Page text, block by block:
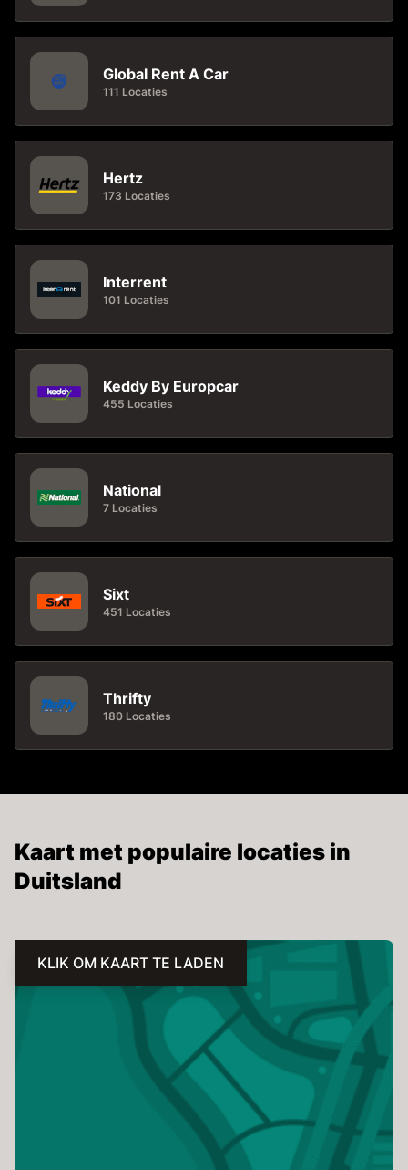
Global Rent A Car
111 Locaties
Hertz
173 Locaties
Interrent
101 Locaties
Keddy By Europcar
455 Locaties
National
7 Locaties
Sixt
451 Locaties
Thrifty
180 Locaties
Kaart met populaire locaties in
Duitsland
KLIK OM KAART TE LADEN